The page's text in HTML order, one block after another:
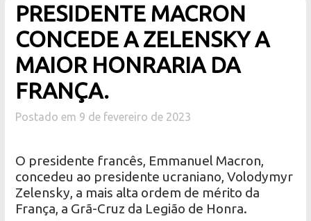
PRESIDENTE MACRON
CONCEDE A ZELENSKY A
MAIOR HONRARIA DA
FRANÇA.
Postado em 9 de fevereiro de 2023
O presidente francês, Emmanuel Macron,
concedeu ao presidente ucraniano, Volodymyr
Zelensky, a mais alta ordem de mérito da
França, a Grã-Cruz da Legião de Honra.